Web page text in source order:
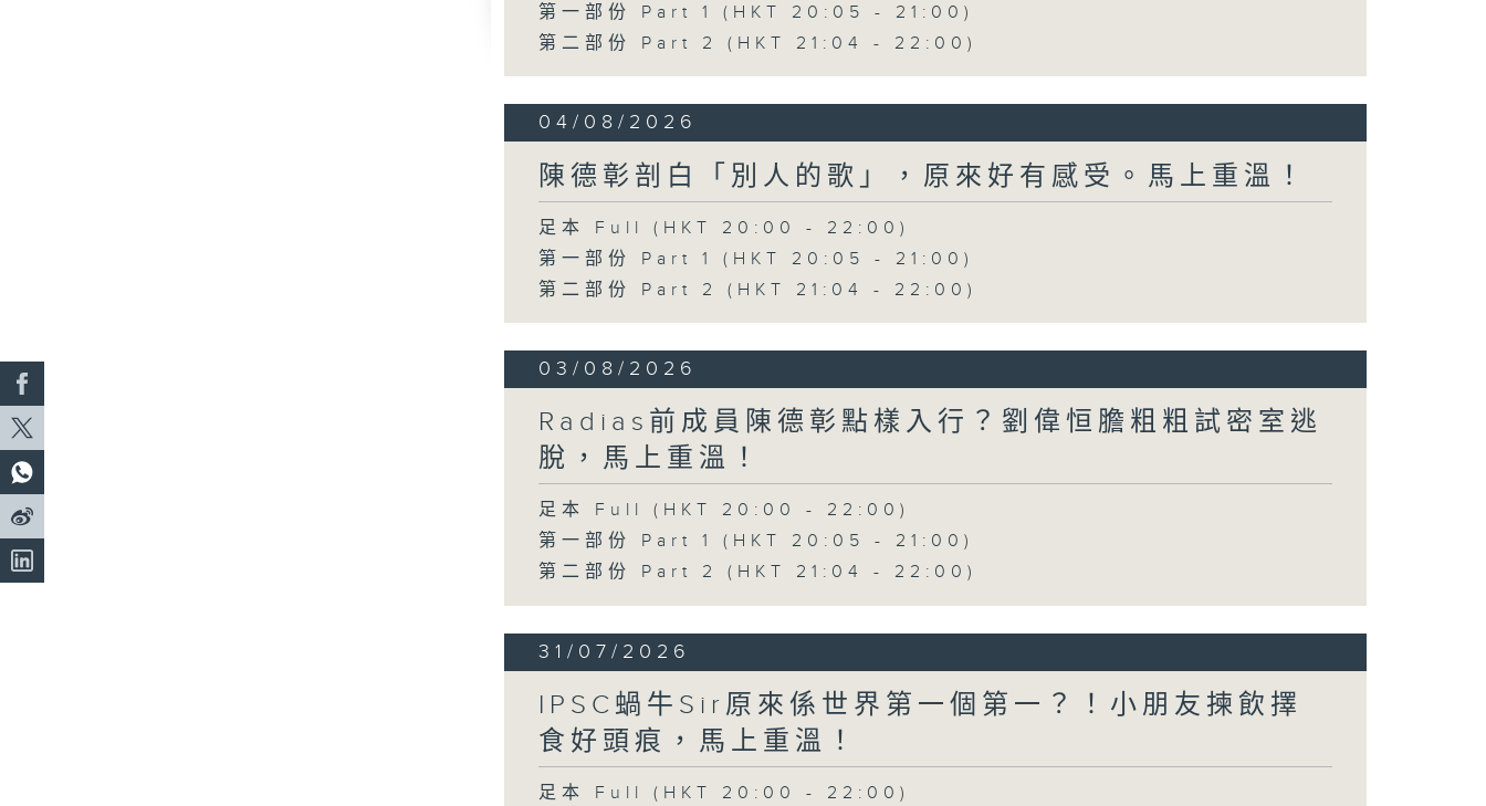
第一部份 Part 1 (HKT 20:05 - 21:00)
第二部份 Part 2 (HKT 21:04 - 22:00)
04/08/2026
陳德彰剖白「別人的歌」，原來好有感受。馬上重溫！
足本 Full (HKT 20:00 - 22:00)
第一部份 Part 1 (HKT 20:05 - 21:00)
第二部份 Part 2 (HKT 21:04 - 22:00)
03/08/2026
Radias前成員陳德彰點樣入行？劉偉恒膽粗粗試密室逃
脫，馬上重溫！
足本 Full (HKT 20:00 - 22:00)
第一部份 Part 1 (HKT 20:05 - 21:00)
第二部份 Part 2 (HKT 21:04 - 22:00)
31/07/2026
IPSC蝸牛Sir原來係世界第一個第一？！小朋友揀飲擇
食好頭痕，馬上重溫！
足本 Full (HKT 20:00 - 22:00)